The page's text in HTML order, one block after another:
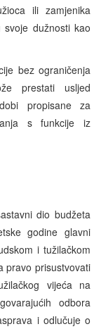
ili zamjenika
dužnosti kao
bez ograničenja
prestati usljed
propisane za
s funkcije iz
dio budžeta
godine glavni
i tužilačkom
pravo prisustvovati
vijeća na
odbora
i odlučuje o